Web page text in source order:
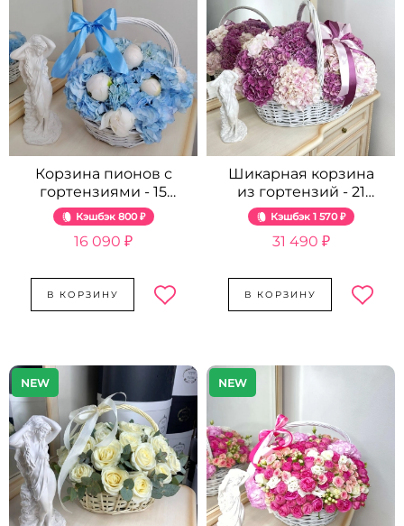
Корзина пионов с
гортензиями - 15
шт.
Кэшбэк 800 ₽
16 090 ₽
В КОРЗИНУ
Шикарная корзина
из гортензий - 21
шт.
Кэшбэк 1 570 ₽
31 490 ₽
В КОРЗИНУ
NEW NEW